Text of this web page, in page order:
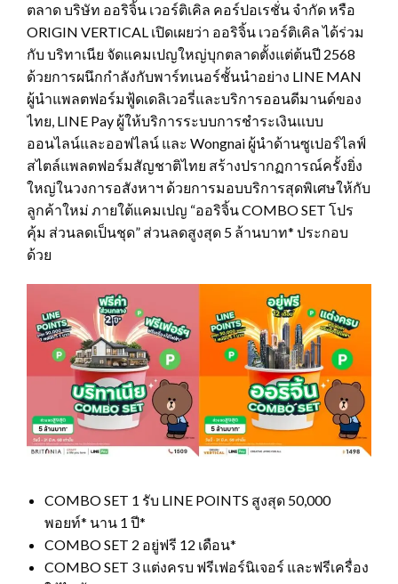
ตลาด บริษัท ออริจิ้น เวอร์ติเคิล คอร์ปอเรชั่น จำกัด หรือ
ORIGIN VERTICAL เปิดเผยว่า ออริจิ้น เวอร์ติเคิล ได้ร่วม
กับ บริทาเนีย จัดแคมเปญใหญ่บุกตลาดตั้งแต่ต้นปี 2568
ด้วยการผนึกกำลังกับพาร์ทเนอร์ชั้นนำอย่าง LINE MAN
ผู้นำแพลตฟอร์มฟู้ดเดลิเวอรี่และบริการออนดีมานด์ของ
ไทย, LINE Pay ผู้ให้บริการระบบการชำระเงินแบบ
ออนไลน์และออฟไลน์ และ Wongnai ผู้นำด้านซูเปอร์ไลฟ์
สไตล์แพลตฟอร์มสัญชาติไทย สร้างปรากฏการณ์ครั้งยิ่ง
ใหญ่ในวงการอสังหาฯ ด้วยการมอบบริการสุดพิเศษให้กับ
ลูกค้าใหม่ ภายใต้แคมเปญ “ออริจิ้น COMBO SET โปร
คุ้ม ส่วนลดเป็นชุด” ส่วนลดสูงสุด 5 ล้านบาท* ประกอบ
ด้วย
COMBO SET 1 รับ LINE POINTS สูงสุด 50,000
พอยท์* นาน 1 ปี*
COMBO SET 2 อยู่ฟรี 12 เดือน*
COMBO SET 3 แต่งครบ ฟรีเฟอร์นิเจอร์ และฟรีเครื่อง